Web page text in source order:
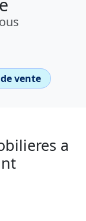
vente
a